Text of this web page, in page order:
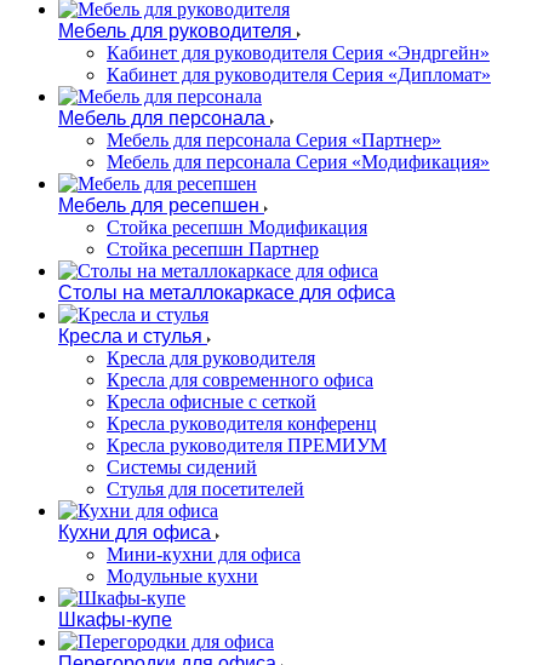
Мебель для руководителя
Кабинет для руководителя Серия «Эндргейн»
Кабинет для руководителя Серия «Дипломат»
Мебель для персонала
Мебель для персонала Серия «Партнер»
Мебель для персонала Серия «Модификация»
Мебель для ресепшен
Стойка ресепшн Модификация
Стойка ресепшн Партнер
Столы на металлокаркасе для офиса
Кресла и стулья
Кресла для руководителя
Кресла для современного офиса
Кресла офисные с сеткой
Кресла руководителя конференц
Кресла руководителя ПРЕМИУМ
Системы сидений
Стулья для посетителей
Кухни для офиса
Мини-кухни для офиса
Модульные кухни
Шкафы-купе